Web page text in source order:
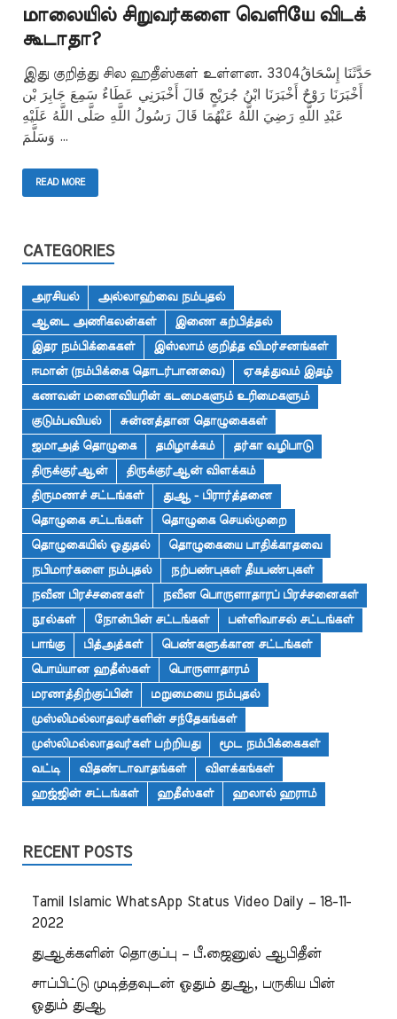
மாலையில் சிறுவர்களை வெளியே விடக்
கூடாதா?
இது குறித்து சில ஹதீஸ்கள் உள்ளன. 3304حَدَّثَنَا إِسْحَاقُ
أَخْبَرَنَا رَوْحٌ أَخْبَرَنَا ابْنُ جُرَيْجٍ قَالَ أَخْبَرَنِي عَطَاءٌ سَمِعَ جَابِرَ بْن
عَبْدِ اللَّهِ رَضِيَ اللَّهُ عَنْهُمَا قَالَ رَسُولُ اللَّهِ صَلَّى اللَّهُ عَلَيْهِ
وَسَلَّمَ …
READ MORE
CATEGORIES
அரசியல்
அல்லாஹ்வை நம்புதல்
ஆடை அணிகலன்கள்
இணை கற்பித்தல்
இதர நம்பிக்கைகள்
இஸ்லாம் குறித்த விமர்சனங்கள்
ஈமான் (நம்பிக்கை தொடர்பானவை)
ஏகத்துவம் இதழ்
கணவன் மனைவியரின் கடமைகளும் உரிமைகளும்
குடும்பவியல்
சுன்னத்தான தொழுகைகள்
ஜமாஅத் தொழுகை
தமிழாக்கம்
தர்கா வழிபாடு
திருக்குர்ஆன்
திருக்குர்ஆன் விளக்கம்
திருமணச் சட்டங்கள்
துஆ - பிரார்த்தனை
தொழுகை சட்டங்கள்
தொழுகை செயல்முறை
தொழுகையில் ஓதுதல்
தொழுகையை பாதிக்காதவை
நபிமார்களை நம்புதல்
நற்பண்புகள் தீயபண்புகள்
நவீன பிரச்சனைகள்
நவீன பொருளாதாரப் பிரச்சனைகள்
நூல்கள்
நோன்பின் சட்டங்கள்
பள்ளிவாசல் சட்டங்கள்
பாங்கு
பித்அத்கள்
பெண்களுக்கான சட்டங்கள்
பொய்யான ஹதீஸ்கள்
பொருளாதாரம்
மரணத்திற்குப்பின்
மறுமையை நம்புதல்
முஸ்லிமல்லாதவர்களின் சந்தேகங்கள்
முஸ்லிமல்லாதவர்கள் பற்றியது
மூட நம்பிக்கைகள்
வட்டி
விதண்டாவாதங்கள்
விளக்கங்கள்
ஹஜ்ஜின் சட்டங்கள்
ஹதீஸ்கள் ஹலால் ஹராம்
RECENT POSTS
Tamil Islamic WhatsApp Status Video Daily – 18-11-
2022
துஆக்களின் தொகுப்பு – பீ.ஜைனுல் ஆபிதீன்
சாப்பிட்டு முடித்தவுடன் ஓதும் துஆ, பருகிய பின்
ஓதும் துஆ